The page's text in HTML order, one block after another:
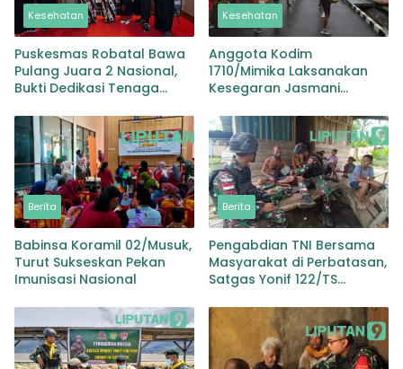
Kesehatan
Puskesmas Robatal Bawa
Pulang Juara 2 Nasional,
Bukti Dedikasi Tenaga
Kesehatan
Anggota Kodim
1710/Mimika Laksanakan
Kesegaran Jasmani
Berita
Babinsa Koramil 02/Musuk,
Turut Sukseskan Pekan
Imunisasi Nasional
Berita
Pengabdian TNI Bersama
Masyarakat di Perbatasan,
Satgas Yonif 122/TS
Kesehatan Gratis